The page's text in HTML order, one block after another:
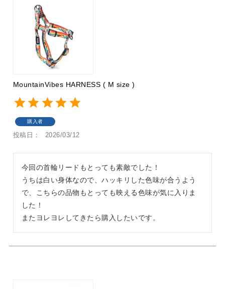
MountainVibes HARNESS ( M size )
購入者
投稿日 2026/03/12
今回の首輪リードもとっても素敵でした！
うちは白い身体なので、ハッキリした色味が合うよう
で、こちらの品物もとっても映える色味が気に入りま
した！
またヨレヨレしてきたら購入したいです。